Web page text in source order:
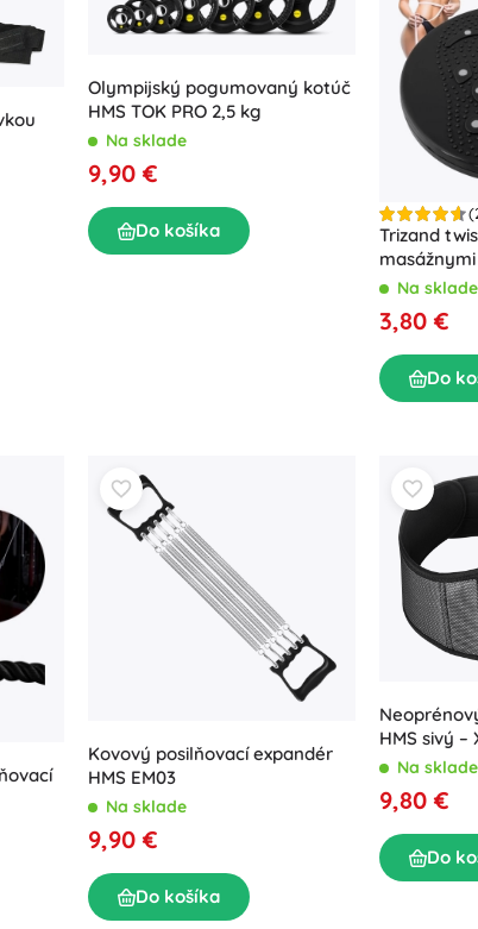
Olympijský pogumovaný kotúč
HMS TOK PRO 2,5 kg
Na sklade
9,90 €
Do košíka
Trizand
magnetmi
Na sklade
3,80 €
Do
Kovový posilňovací expandér
HMS EM03
Na sklade
9,90 €
Do košíka
HMS sivý –
Na sklade
9,80 €
Do